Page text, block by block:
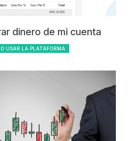
dinero de mi cuenta
USAR LA PLATAFORMA